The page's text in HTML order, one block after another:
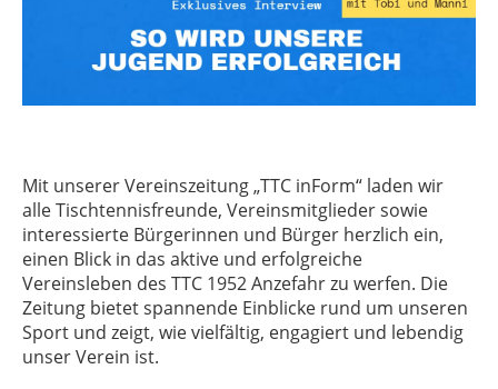
Mit unserer Vereinszeitung „TTC inForm“ laden wir
alle Tischtennisfreunde, Vereinsmitglieder sowie
interessierte Bürgerinnen und Bürger herzlich ein,
einen Blick in das aktive und erfolgreiche
Vereinsleben des TTC 1952 Anzefahr zu werfen. Die
Zeitung bietet spannende Einblicke rund um unseren
Sport und zeigt, wie vielfältig, engagiert und lebendig
unser Verein ist.